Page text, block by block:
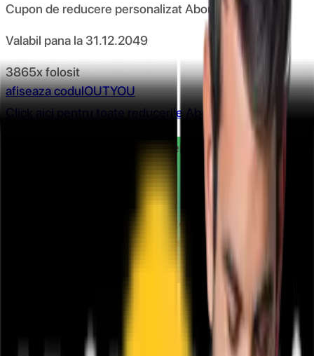
Cupon de reducere personalizat AboutYou
Valabil pana la 31.12.2049
3865x folosit
afiseaza codulOUTYOU
Click aici pentru toate reducerile About You
Doriti sa beneficiati de ofertele oferite de
Instaleaza aplicatia CashClub si beneciaza de cashback
Instaleaza extensia CashClub si
beneficiaza de cashback la toate magazinele partenere